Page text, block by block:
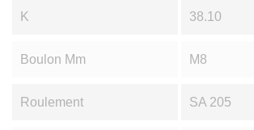
K 38.10
Boulon Mm M8
Roulement SA 205